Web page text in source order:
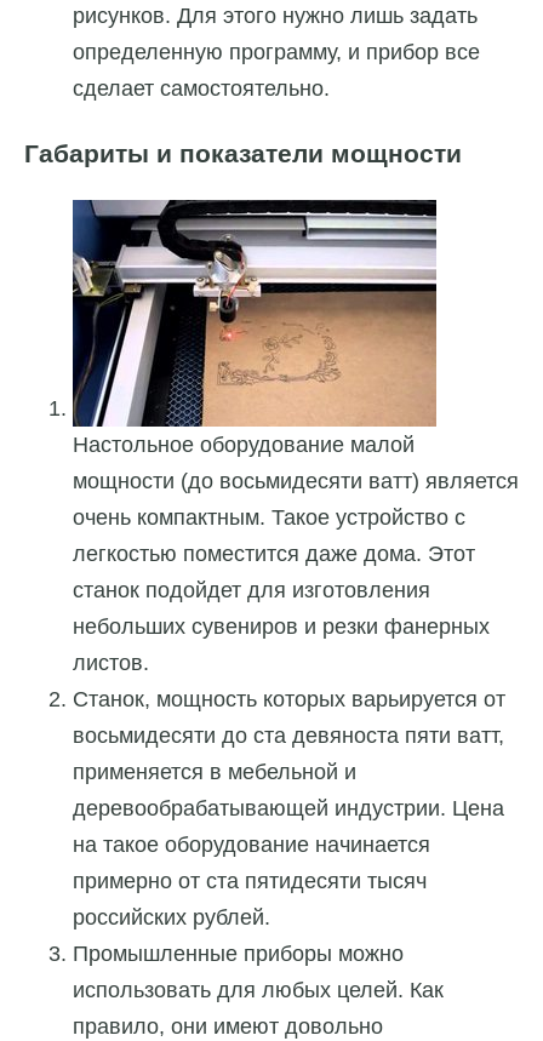
рисунков. Для этого нужно лишь задать
определенную программу, и прибор все
сделает самостоятельно.
Габариты и показатели мощности
Настольное оборудование малой
мощности (до восьмидесяти ватт) является
очень компактным. Такое устройство с
легкостью поместится даже дома. Этот
станок подойдет для изготовления
небольших сувениров и резки фанерных
листов.
Станок, мощность которых варьируется от
восьмидесяти до ста девяноста пяти ватт,
применяется в мебельной и
деревообрабатывающей индустрии. Цена
на такое оборудование начинается
примерно от ста пятидесяти тысяч
российских рублей.
Промышленные приборы можно
использовать для любых целей. Как
правило, они имеют довольно